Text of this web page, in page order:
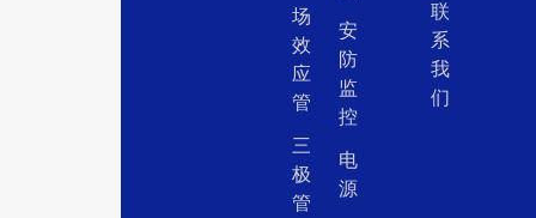
场
效
应
管
三
极
管
安
防
监
控
电
源
联
系
我
们